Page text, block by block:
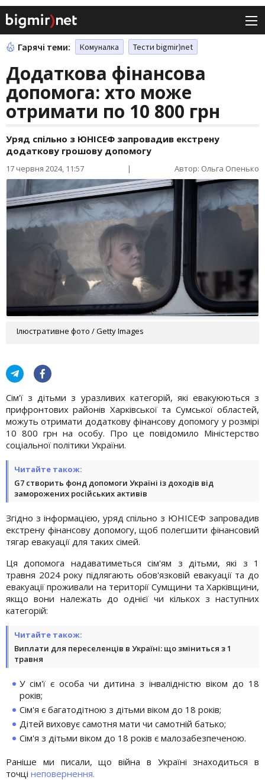
Гарячі теми: Комуналка Тести bigmir)net
Додаткова фінансова
допомога: хто може
отримати по 10 800 грн
Уряд спільно з ЮНІСЕФ запровадив екстрену
додаткову грошову допомогу
17 червня 2024, 11:57 | Автор: Ольга Опенько
Ілюстративне фото / Getty Images
Сім'ї з дітьми з уразливих категорій, які евакуюються з
прифронтових районів Харківської та Сумської областей,
можуть отримати додаткову фінансову допомогу у розмірі
10 800 грн на особу. Про це повідомило Міністерство
соціальної політики України.
Читайте також:
G7 створить фонд допомоги Україні із доходів від
заморожених російських активів
Згідно з інформацією, уряд спільно з ЮНІСЕФ запровадив
екстрену фінансову допомогу, щоб полегшити фінансовий
тягар евакуації для таких сімей.
Ця допомога надаватиметься сім'ям з дітьми, які з 1
травня 2024 року підлягають обов'язковій евакуації та до
евакуації проживали на території Сумщини та Харківщини,
якщо вони належать до однієї чи кількох з наступних
категорій:
Читайте також:
Виплати для переселенців в Україні: що зміниться з 1
травня
У сім'ї є особа чи дитина з інвалідністю віком до 18
років;
Сім'я є багатодітною з дітьми віком до 18 років;
Дітей виховує самотня мати чи самотній батько;
Сім'я з дітьми віком до 18 років є малозабезпеченою.
Раніше ми писали, що війна в Україні знаходиться в
точці неповернення.